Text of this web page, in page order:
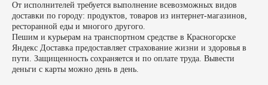
От исполнителей требуется выполнение всевозможных видов
доставки по городу: продуктов, товаров из интернет-магазинов,
ресторанной еды и многого другого.
Пешим и курьерам на транспортном средстве в Красногорске
Яндекс Доставка предоставляет страхование жизни и здоровья в
пути. Защищенность сохраняется и по оплате труда. Вывести
деньги с карты можно день в день.